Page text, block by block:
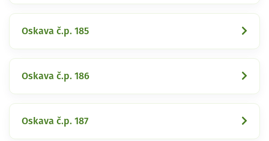
Oskava č.p. 185
Oskava č.p. 186
Oskava č.p. 187